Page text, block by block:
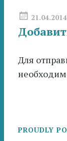
Для
PROUDLY